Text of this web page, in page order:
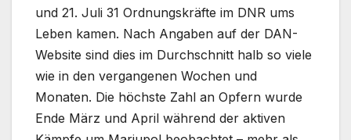
und 21. Juli 31 Ordnungskräfte im DNR ums
Leben kamen. Nach Angaben auf der DAN-
Website sind dies im Durchschnitt halb so viele
wie in den vergangenen Wochen und
Monaten. Die höchste Zahl an Opfern wurde
Ende März und April während der aktiven